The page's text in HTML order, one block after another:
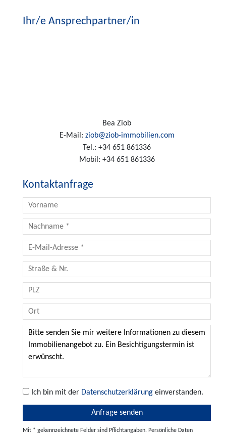
Ihr/e Ansprechpartner/in
Bea Ziob
E-Mail: ziob@ziob-immobilien.com
Tel.: +34 651 861336
Mobil: +34 651 861336
Kontaktanfrage
Ich bin mit der Datenschutzerklärung einverstanden.
Mit * gekennzeichnete Felder sind Pflichtangaben. Persönliche Daten